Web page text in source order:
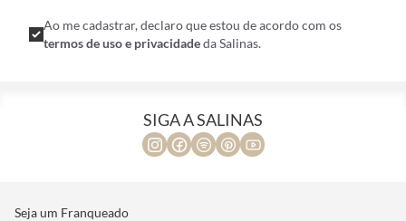
Ao me cadastrar, declaro que estou de acordo com os
termos de uso e privacidadeda Salinas.
SIGA A SALINAS
Seja um Franqueado